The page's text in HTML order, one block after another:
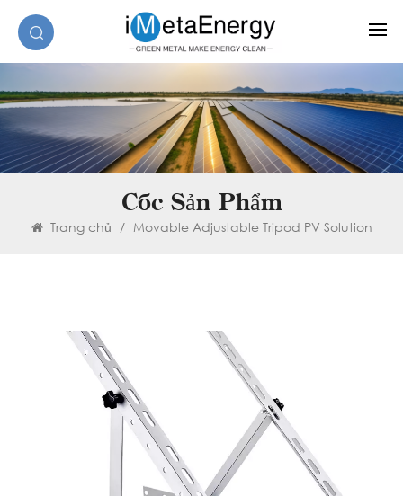
Các Sản Phẩm
Trang chủ / Movable Adjustable Tripod PV Solution